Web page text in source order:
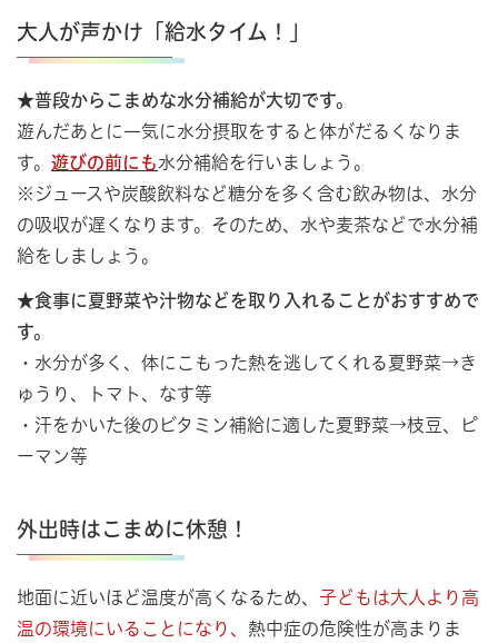
大人が声かけ「給水タイム！」
★普段からこまめな水分補給が大切です。
遊んだあとに一気に水分摂取をすると体がだるくなりま
す。 遊びの前にも水分補給を行いましょう。
※ジュースや炭酸飲料など糖分を多く含む飲み物は、水分
の吸収が遅くなります。そのため、水や麦茶などで水分補
給をしましょう。
★食事に夏野菜や汁物などを取り入れることがおすすめで
す。
・水分が多く、体にこもった熱を逃してくれる夏野菜→き
ゅうり、トマト、なす等
・汗をかいた後のビタミン補給に適した夏野菜→枝豆、ピ
ーマン等
外出時はこまめに休憩！
地面に近いほど温度が高くなるため、 子どもは大人より高
温の環境にいることになり、 熱中症の危険性が高まりま